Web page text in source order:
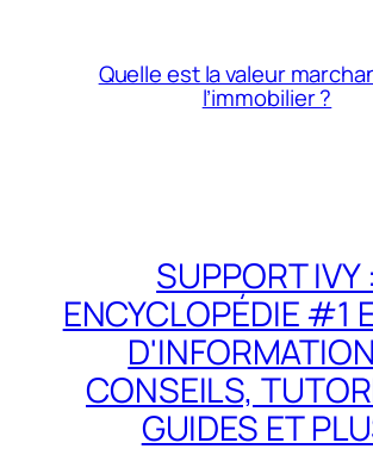
Quelle est la valeur
l’immobilier ?
SUPPORT IVY :
ENCYCLOPÉDIE #1
CONSEILS,
GUIDES ET